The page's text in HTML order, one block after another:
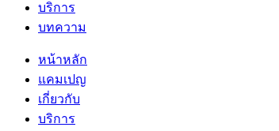
บริการ
บทความ
หน้าหลัก
แคมเปญ
เกี่ยวกับ
บริการ